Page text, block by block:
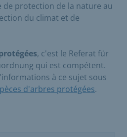
protection de la nature au
du climat et de
, c'est le Referat für
qui est compétent.
à ce sujet sous
d'arbres protégées.